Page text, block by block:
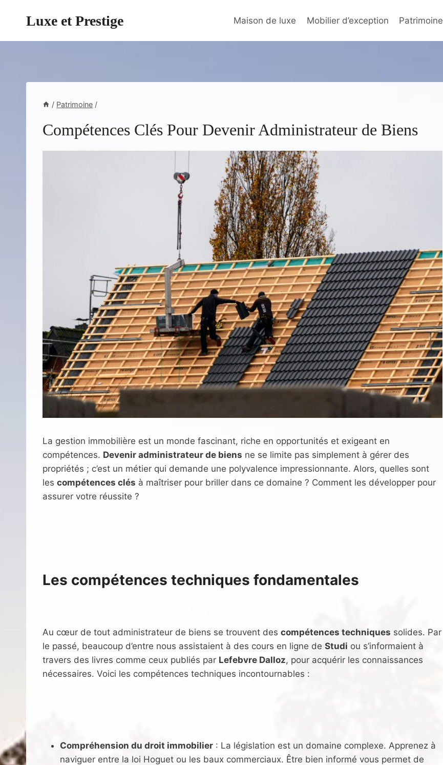
Luxe et Prestige Maison de luxe Mobilier d’exception Patrimoine
/ Patrimoine /
Compétences Clés Pour Devenir Administrateur de Biens
La gestion immobilière est un monde fascinant, riche en opportunités et exigeant en
compétences. Devenir administrateur de biens ne se limite pas simplement à gérer des
propriétés ; c’est un métier qui demande une polyvalence impressionnante. Alors, quelles sont
les compétences clés à maîtriser pour briller dans ce domaine ? Comment les développer pour
assurer votre réussite ?
Les compétences techniques fondamentales
Au cœur de tout administrateur de biens se trouvent des compétences techniques solides. Par
le passé, beaucoup d’entre nous assistaient à des cours en ligne de Studi ou s’informaient à
travers des livres comme ceux publiés par Lefebvre Dalloz, pour acquérir les connaissances
nécessaires. Voici les compétences techniques incontournables :
Compréhension du droit immobilier : La législation est un domaine complexe. Apprenez à
naviguer entre la loi Hoguet ou les baux commerciaux. Être bien informé vous permet de